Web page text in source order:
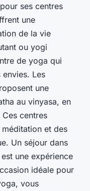
ses centres
une
de la vie
ou yogi
de yoga qui
Les
une
au vinyasa, en
Ces centres
et des
Un séjour dans
une expérience
idéale pour
vous